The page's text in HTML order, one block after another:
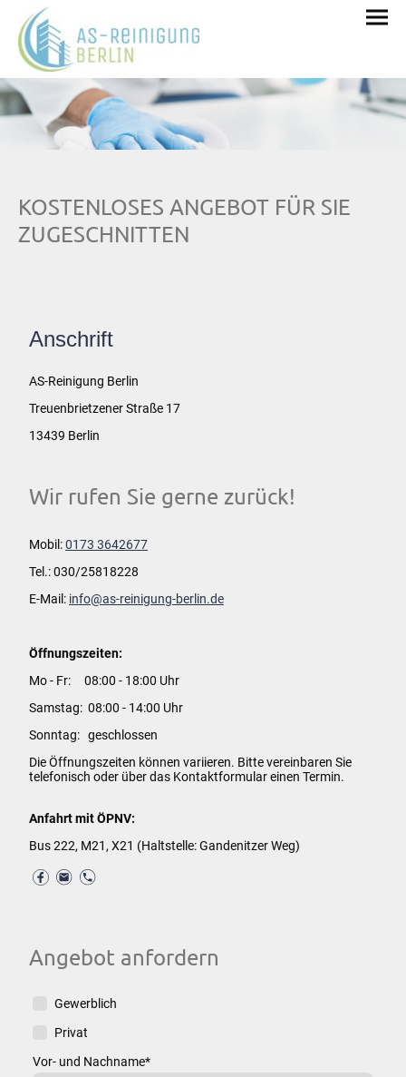
KOSTENLOSES ANGEBOT FÜR SIE
ZUGESCHNITTEN
Anschrift
AS-Reinigung Berlin
Treuenbrietzener Straße 17
13439 Berlin
Wir rufen Sie gerne zurück!
Mobil:0173 3642677
Tel.: 030/25818228
E-Mail: info@as-reinigung-berlin.de
Öffnungszeiten:
Mo - Fr: 08:00 - 18:00 Uhr
Samstag: 08:00 - 14:00 Uhr
Sonntag: geschlossen
Die Öffnungszeiten können variieren. Bitte vereinbaren Sie
telefonisch oder über das Kontaktformular einen Termin.
Anfahrt mit ÖPNV:
Bus 222, M21, X21 (Haltstelle: Gandenitzer Weg)
Angebot anfordern
Gewerblich
Privat
Vor- und Nachname*